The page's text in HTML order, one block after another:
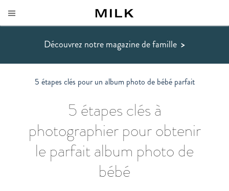
Découvrez notre magazine de famille >
5 étapes clés pour un album photo de bébé parfait
5 étapes clés à
photographier pour obtenir
le parfait album photo de
bébé